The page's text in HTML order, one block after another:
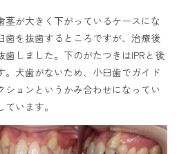
が大きく下がっているケースにな
歯を抜歯するところですが、治療後
歯しました。下のがたつきはIPRと後
。犬歯がないため、小臼歯でガイド
ションというかみ合わせになってい
います。